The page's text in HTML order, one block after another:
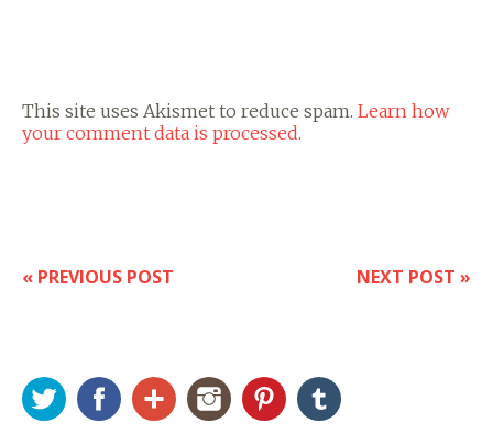
This site uses Akismet to reduce spam. Learn how
your comment data is processed.
NEXT POST »
« PREVIOUS POST
Twitter FacebookGoogle+InstagramPinterest